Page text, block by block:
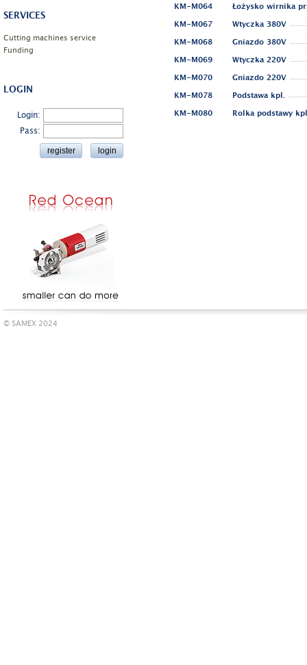
SERVICES
Cutting machines service
Funding
LOGIN
Login:
Pass:
KM-M064
Łożysko wirnika
KM-M067
Wtyczka 380V
KM-M068
Gniazdo 380V
KM-M069
Wtyczka 220V
KM-M070
Gniazdo 220V
KM-M078
Podstawa kpl.
KM-M080
Rolka podstawy
© SAMEX 2024